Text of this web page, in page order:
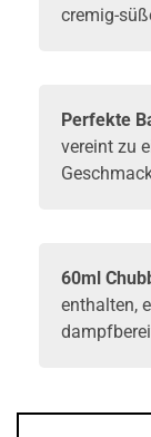
cremig-
Perfekte
vereint zu
60ml
enthalten,